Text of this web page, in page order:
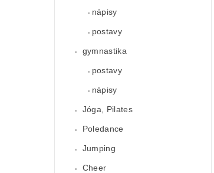
nápisy
postavy
gymnastika
postavy
nápisy
Jóga, Pilates
Poledance
Jumping
Cheer